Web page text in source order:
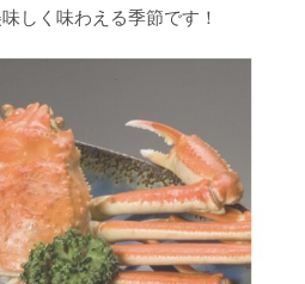
しく味わえる季節です！